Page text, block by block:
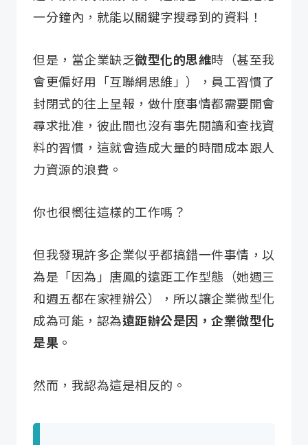
一分鐘內，就能以關鍵字搜尋到的資料！
但是，當企業缺乏微型化的思維時（甚至我
會更偏好用「互聯網思維」），員工習慣了
封閉式的往上呈報，做什麼事情都需要開會
尋求批准，彼此間也沒有事先閱讀和查找資
料的習慣，這就會造成大量的時間成本跟人
力資源的浪費。
你也很嚮往這樣的工作嗎？
但我發現許多企業似乎都搞錯一件事情，以
為是「因為」唐鳳的遠距工作型態（她週三
和週五都在家裡辦公），所以讓企業微型化
成為可能，認為遠距辦公是因，企業微型化
是果 。
然而，我認為這是相反的。